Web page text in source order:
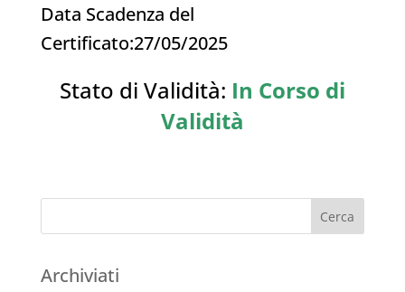
Data Scadenza del
Certificato:27/05/2025
Stato di Validità: In Corso di
Validità
Archiviati